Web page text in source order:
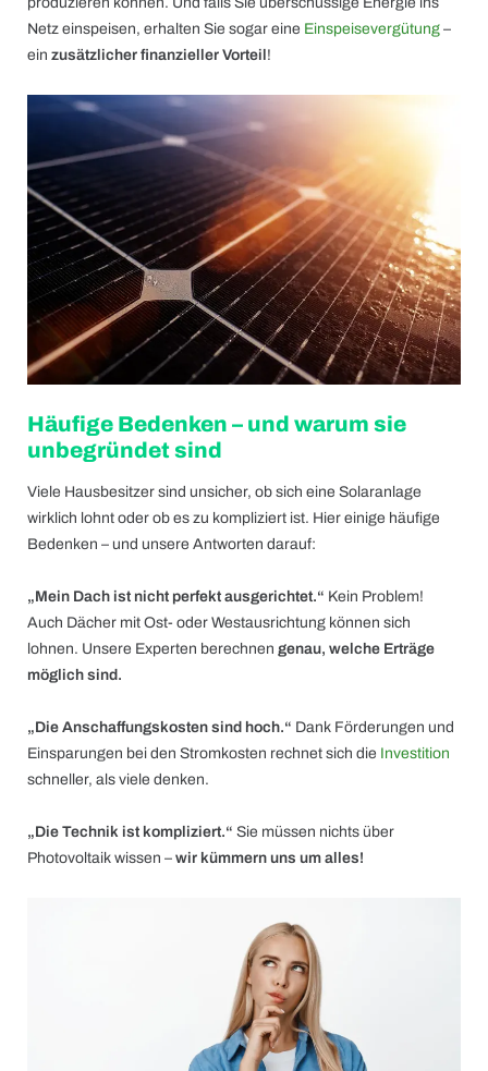
Netz einspeisen, erhalten Sie sogar eine Einspeisevergütung –
ein zusätzlicher finanzieller Vorteil !
Häufige Bedenken – und warum sie
unbegründet sind
Viele Hausbesitzer sind unsicher, ob sich eine Solaranlage
wirklich lohnt oder ob es zu kompliziert ist. Hier einige häufige
Bedenken – und unsere Antworten darauf:
„Mein Dach ist nicht perfekt ausgerichtet.“ Kein Problem!
Auch Dächer mit Ost- oder Westausrichtung können sich
lohnen. Unsere Experten berechnen genau, welche Erträge
möglich sind.
„Die Anschaffungskosten sind hoch.“ Dank Förderungen und
Einsparungen bei den Stromkosten rechnet sich die Investition
schneller, als viele denken.
„Die Technik ist kompliziert.“ Sie müssen nichts über
Photovoltaik wissen – wir kümmern uns um alles!